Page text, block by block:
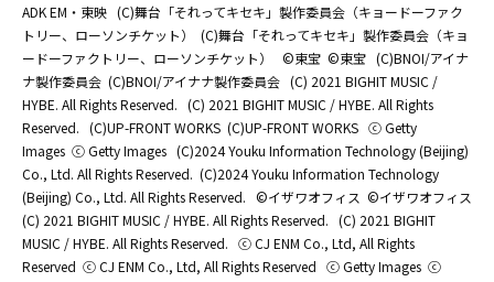
ADK EM・東映 (C)舞台「それってキセキ」製作委員会（キョードーファク
トリー、ローソンチケット）
(C)舞台「それってキセキ」製作委員会（キョ
ードーファクトリー、ローソンチケット）
©東宝 ©東宝 (C)BNOI/アイナ
ナ製作委員会 (C)BNOI/アイナナ製作委員会 (C) 2021 BIGHIT MUSIC /
HYBE. All Rights Reserved. (C) 2021 BIGHIT MUSIC / HYBE. All Rights
Reserved. (C)UP-FRONT WORKS (C)UP-FRONT WORKS ⓒ Getty
Images ⓒ Getty Images (C)2024 Youku Information Technology (Beijing)
Co., Ltd. All Rights Reserved. (C)2024 Youku Information Technology
(Beijing) Co., Ltd. All Rights Reserved. ©イザワオフィス ©イザワオフィス
(C) 2021 BIGHIT MUSIC / HYBE. All Rights Reserved. (C) 2021 BIGHIT
MUSIC / HYBE. All Rights Reserved. ⓒ CJ ENM Co., Ltd, All Rights
Reserved ⓒ CJ ENM Co., Ltd, All Rights Reserved ⓒ Getty Images ⓒ